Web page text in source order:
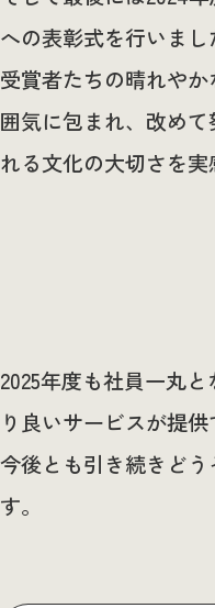
への表彰式を行いまし
受賞者たちの晴れや
囲気に包まれ、改め
れる文化の大切さを実
2025年度も社員一丸
り良いサービスが提
今後とも引き続きど
す。